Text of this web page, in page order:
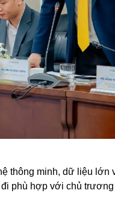
thông minh, dữ liệu lớn
phù hợp với chủ